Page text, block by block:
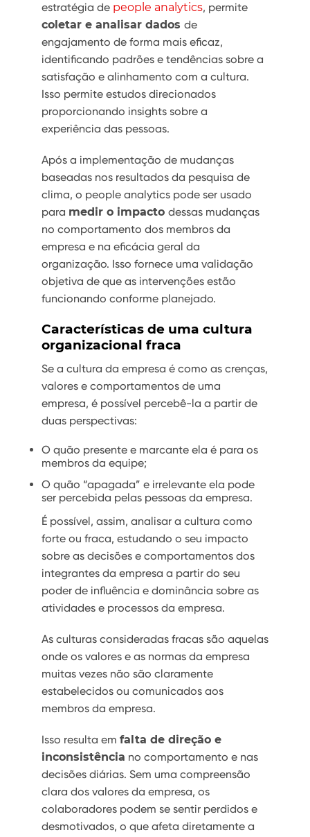
estratégia de people analytics, permite
coletar e analisar dados de
engajamento de forma mais eficaz,
identificando padrões e tendências sobre a
satisfação e alinhamento com a cultura.
Isso permite estudos direcionados
proporcionando insights sobre a
experiência das pessoas.
Após a implementação de mudanças
baseadas nos resultados da pesquisa de
clima, o people analytics pode ser usado
para medir o impacto dessas mudanças
no comportamento dos membros da
empresa e na eficácia geral da
organização. Isso fornece uma validação
objetiva de que as intervenções estão
funcionando conforme planejado.
Características de uma cultura
organizacional fraca
Se a cultura da empresa é como as crenças,
valores e comportamentos de uma
empresa, é possível percebê-la a partir de
duas perspectivas:
O quão presente e marcante ela é para os
membros da equipe;
O quão “apagada” e irrelevante ela pode
ser percebida pelas pessoas da empresa.
É possível, assim, analisar a cultura como
forte ou fraca, estudando o seu impacto
sobre as decisões e comportamentos dos
integrantes da empresa a partir do seu
poder de influência e dominância sobre as
atividades e processos da empresa.
As culturas consideradas fracas são aquelas
onde os valores e as normas da empresa
muitas vezes não são claramente
estabelecidos ou comunicados aos
membros da empresa.
Isso resulta em falta de direção e
inconsistência no comportamento e nas
decisões diárias. Sem uma compreensão
clara dos valores da empresa, os
colaboradores podem se sentir perdidos e
desmotivados, o que afeta diretamente a